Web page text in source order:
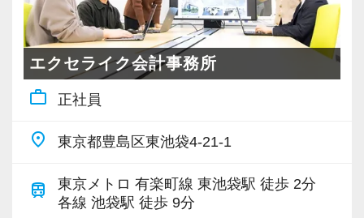
（６）充実したデスクワーク環境
ダブルモニターにより快適に仕事を行え
ます。
キントーンによるスケジュール管理、
ンが根強いている職場です。
（７）事務所内イベント
毎月 ランチミーティングを実施
その結果を受け2年連続でベースアップを行い、
全スタッフの報酬を2年間で160万円以上昇給し
ました。
弊社の業態ではクライアントが増えた際の利益
へのインパクトが大きいため今後も更なるベー
弊社の尋常ならぬ生産性の高さは、徹底的した
サプライチェーンマネジメントにより実現して
エクセライク会計事務所
work_outline 正社員
place 東京都豊島区東池袋4-21-1
train
東京メトロ 有楽町線 東池袋駅 徒歩 2分
各線 池袋駅 徒歩 9分